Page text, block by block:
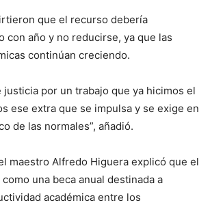
que el recurso debería
con año y no reducirse, ya que las
continúan creciendo.
justicia por un trabajo que ya hicimos el
ese extra que se impulsa y se exige en
de las normales”, añadió.
maestro Alfredo Higuera explicó que el
una beca anual destinada a
académica entre los